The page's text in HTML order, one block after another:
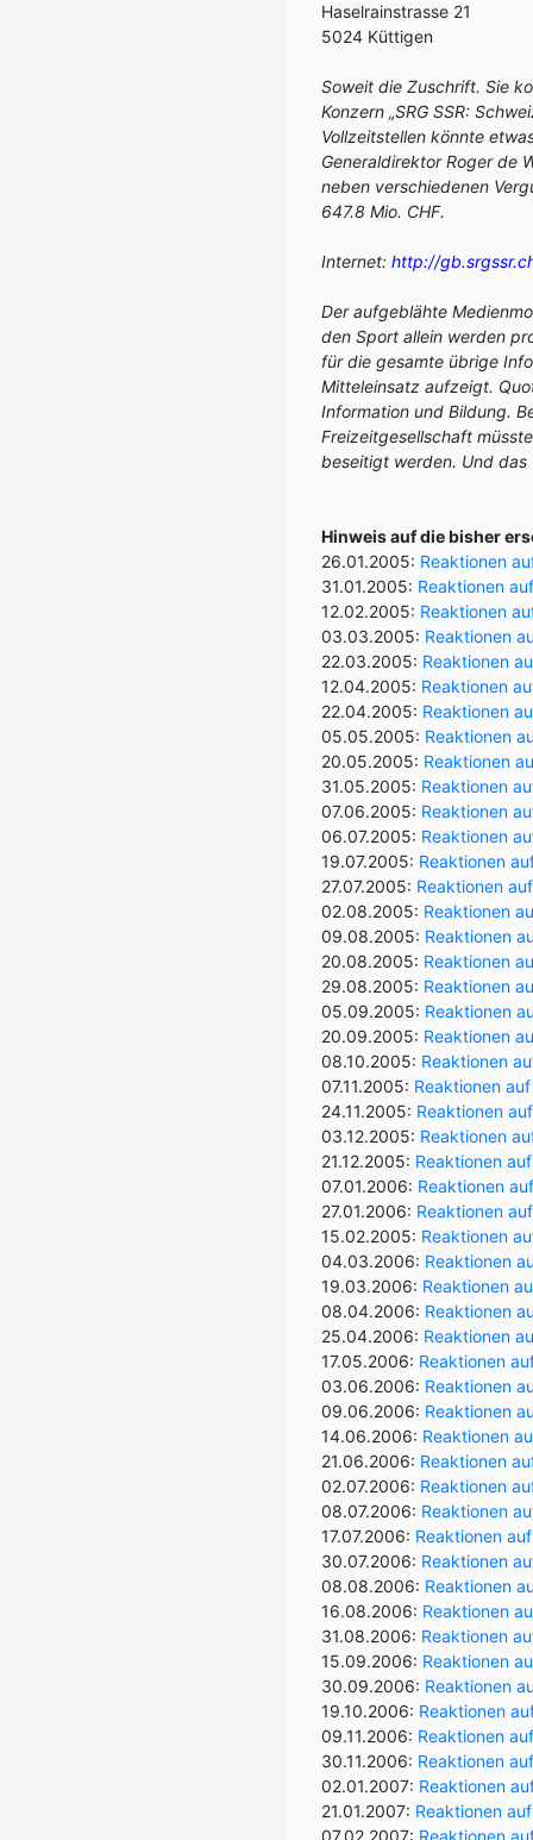
Haselrainstrasse 21
5024 Küttigen
Soweit die Zuschrift. Sie
Konzern „SRG SSR:
Vollzeitstellen könnte
Generaldirektor Roger de
neben verschiedenen
647.8 Mio. CHF.
Internet: http://
Der aufgeblähte
den Sport allein werden
für die gesamte übrige
Mitteleinsatz aufzeigt.
Information und Bildung.
Freizeitgesellschaft
beseitigt werden. Und das
Hinweis auf die bisher
26.01.2005: Reaktionen
31.01.2005: Reaktionen
12.02.2005: Reaktionen
03.03.2005: Reaktionen
22.03.2005: Reaktionen
12.04.2005: Reaktionen
22.04.2005: Reaktionen
05.05.2005: Reaktionen
20.05.2005: Reaktionen
31.05.2005: Reaktionen
07.06.2005: Reaktionen
06.07.2005: Reaktionen
19.07.2005: Reaktionen
27.07.2005: Reaktionen
02.08.2005: Reaktionen
09.08.2005: Reaktionen
20.08.2005: Reaktionen
29.08.2005: Reaktionen
05.09.2005: Reaktionen
20.09.2005: Reaktionen
08.10.2005: Reaktionen
07.11.2005: Reaktionen
24.11.2005: Reaktionen
03.12.2005: Reaktionen
21.12.2005: Reaktionen
07.01.2006: Reaktionen
27.01.2006: Reaktionen
15.02.2005: Reaktionen
04.03.2006: Reaktionen
19.03.2006: Reaktionen
08.04.2006: Reaktionen
25.04.2006: Reaktionen
17.05.2006: Reaktionen
03.06.2006: Reaktionen
09.06.2006: Reaktionen
14.06.2006: Reaktionen
21.06.2006: Reaktionen
02.07.2006: Reaktionen
08.07.2006: Reaktionen
17.07.2006: Reaktionen
30.07.2006: Reaktionen
08.08.2006: Reaktionen
16.08.2006: Reaktionen
31.08.2006: Reaktionen
15.09.2006: Reaktionen
30.09.2006: Reaktionen
19.10.2006: Reaktionen
09.11.2006: Reaktionen
30.11.2006: Reaktionen
02.01.2007: Reaktionen
21.01.2007: Reaktionen
07.02.2007: Reaktionen